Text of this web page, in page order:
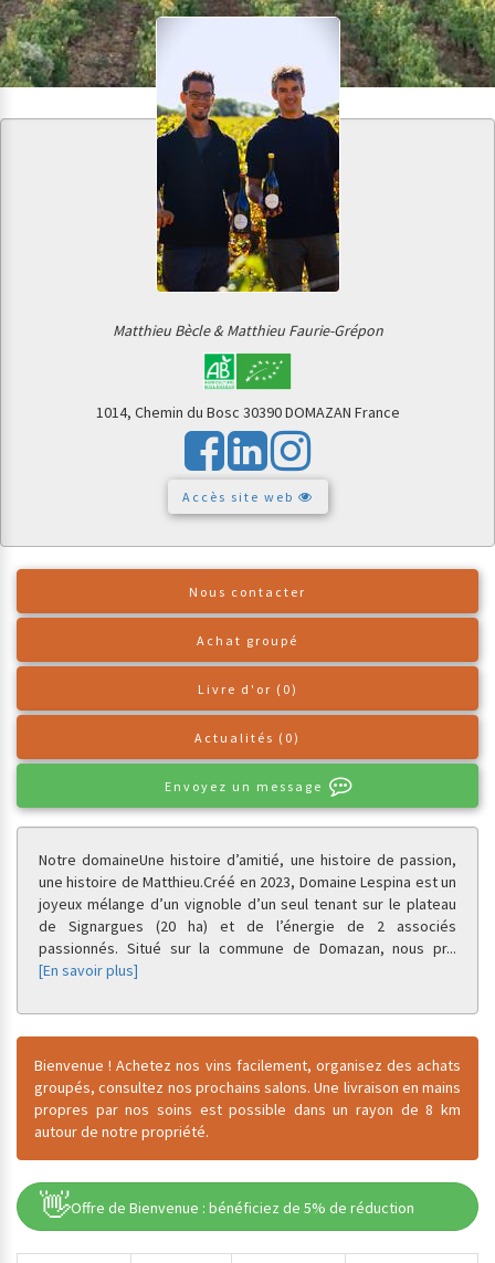
Matthieu Bècle & Matthieu Faurie-Grépon
1014, Chemin du Bosc 30390 DOMAZAN France
Accès site web
Nous contacter
Achat groupé
Livre d'or (0)
Actualités (0)
Envoyez un message
Notre domaineUne histoire d’amitié, une histoire de passion,
une histoire de Matthieu.Créé en 2023, Domaine Lespina est un
joyeux mélange d’un vignoble d’un seul tenant sur le plateau
de Signargues (20 ha) et de l’énergie de 2 associés
passionnés. Situé sur la commune de Domazan, nous pr...
[En savoir plus]
Bienvenue ! Achetez nos vins facilement, organisez des achats
groupés, consultez nos prochains salons. Une livraison en mains
propres par nos soins est possible dans un rayon de 8 km
autour de notre propriété.
👋Offre de Bienvenue : bénéficiez de 5% de réduction